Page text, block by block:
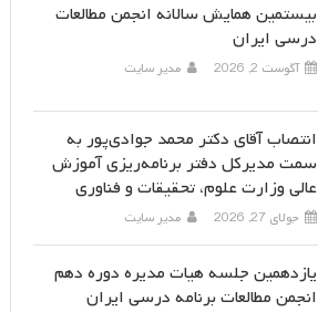
بیستمین همایش سالانه انجمن مطالعات
درسی ایران
آگوست 2, 2026 مدیر سایت
انتصاب آقای دکتر محمد جوادی‌پور به
سمت مدیرکل دفتر برنامه‌ریزی آموزش
عالی وزارت علوم، تحقیقات و فناوری
جولای 27, 2026 مدیر سایت
یازدهمین جلسه هیات مدیره دوره دهم
انجمن مطالعات برنامه درسی ایران